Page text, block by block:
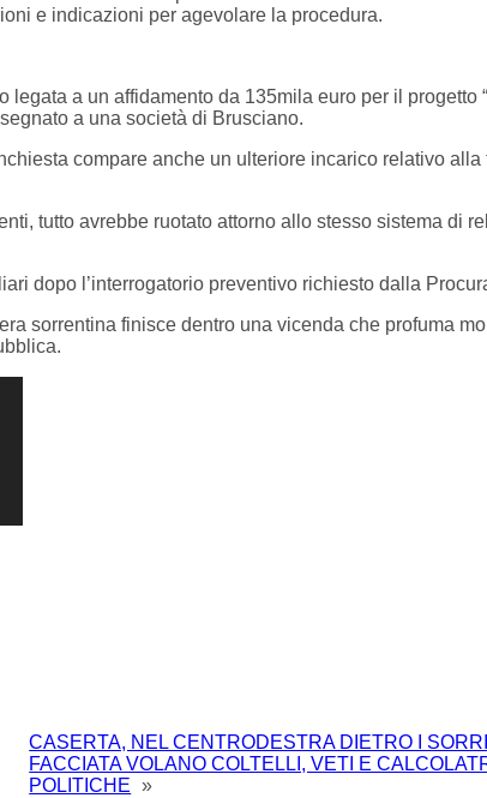
e indicazioni per agevolare la procedura.
a un affidamento da 135mila euro per il progetto
a una società di Brusciano.
compare anche un ulteriore incarico relativo alla
tutto avrebbe ruotato attorno allo stesso sistema di
dopo l’interrogatorio preventivo richiesto dalla
sorrentina finisce dentro una vicenda che profuma
CASERTA, NEL CENTRODESTRA DIETRO I
FACCIATA VOLANO COLTELLI, VETI E
POLITICHE
»